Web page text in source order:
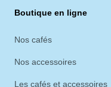
Boutique en ligne
Nos cafés
Nos accessoires
Les cafés et accessoires